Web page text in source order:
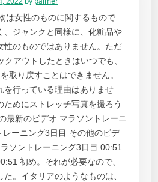
は女性のものに関するもので
、ジャンクと同様に、化粧品や
性のものではありません。ただ
アウトしたときはいつでも、
取り戻すことはできません。
を行っている理由はありませ
ためにストレッチ写真を撮ろう
最新のビデオ マラソントレーニ
レーニング3日目 その他のビデ
ソントレーニング3日目 00:51
初め。それが必要なので、
。イタリアのようなものは、